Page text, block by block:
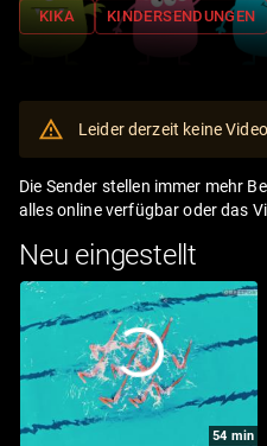
KIKA KINDERSENDUNGEN
Leider derzeit keine
Die Sender stellen immer mehr
alles online verfügbar oder das
Neu eingestellt
54 min